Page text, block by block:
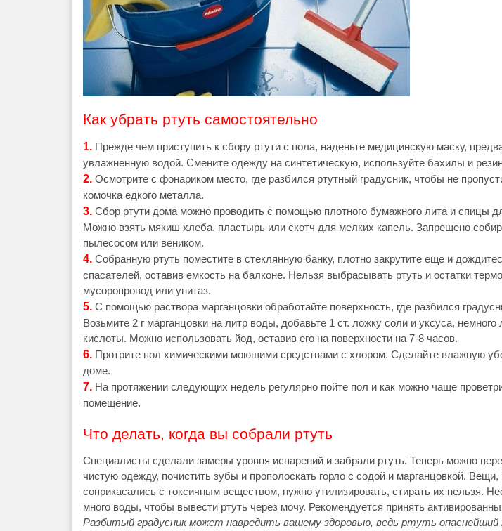
Как убрать ртуть самостоятельно
1. Прежде чем приступить к сбору ртути с пола, наденьте медицинскую маску,
увлажненную водой. Смените одежду на синтетическую, используйте бахилы и
2. Осмотрите с фонариком место, где разбился ртутный градусник, чтобы не
комочка едкого металла.
3. Сбор ртути дома можно проводить с помощью плотного бумажного лита и спицы
Можно взять мякиш хлеба, пластырь или скотч для мелких капель. Запрещено
пылесосом или веником.
4. Собранную ртуть поместите в стеклянную банку, плотно закрутите еще и
спасателей, оставив емкость на балконе. Нельзя выбрасывать ртуть и остатки
мусоропровод или унитаз.
5. С помощью раствора марганцовки обработайте поверхность, где разбился
Возьмите 2 г марганцовки на литр воды, добавьте 1 ст. ложку соли и уксуса, немного
кислоты. Можно использовать йод, оставив его на поверхности на 7-8 часов.
6. Протрите пол химическими моющими средствами с хлором. Сделайте влажную
доме.
7. На протяжении следующих недель регулярно пойте пол и как можно чаще
помещение.
Что делать, когда вы собрали ртуть
Специалисты сделали замеры уровня испарений и забрали ртуть. Теперь можно
чистую одежду, почистить зубы и прополоскать горло с содой и марганцовкой. Вещи,
соприкасались с токсичным веществом, нужно утилизировать, стирать их нельзя.
много воды, чтобы вывести ртуть через мочу. Рекомендуется принять
Разбитый градусник может навредить вашему здоровью, ведь ртуть